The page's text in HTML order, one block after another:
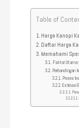
Table of
Harga Kanopi
Daftar Harga
Memahami
Faktor Utama
Proses
Estimasi